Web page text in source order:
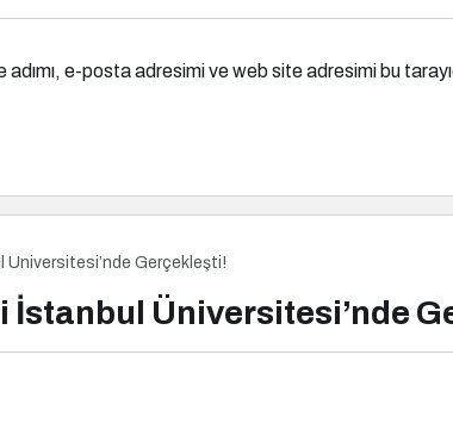
e-posta adresimi ve web site adresimi bu
Üniversitesi’nde Gerçekleşti!
Üniversitesi’nde